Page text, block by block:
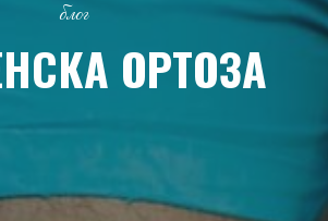
блог
ОРТОЗА